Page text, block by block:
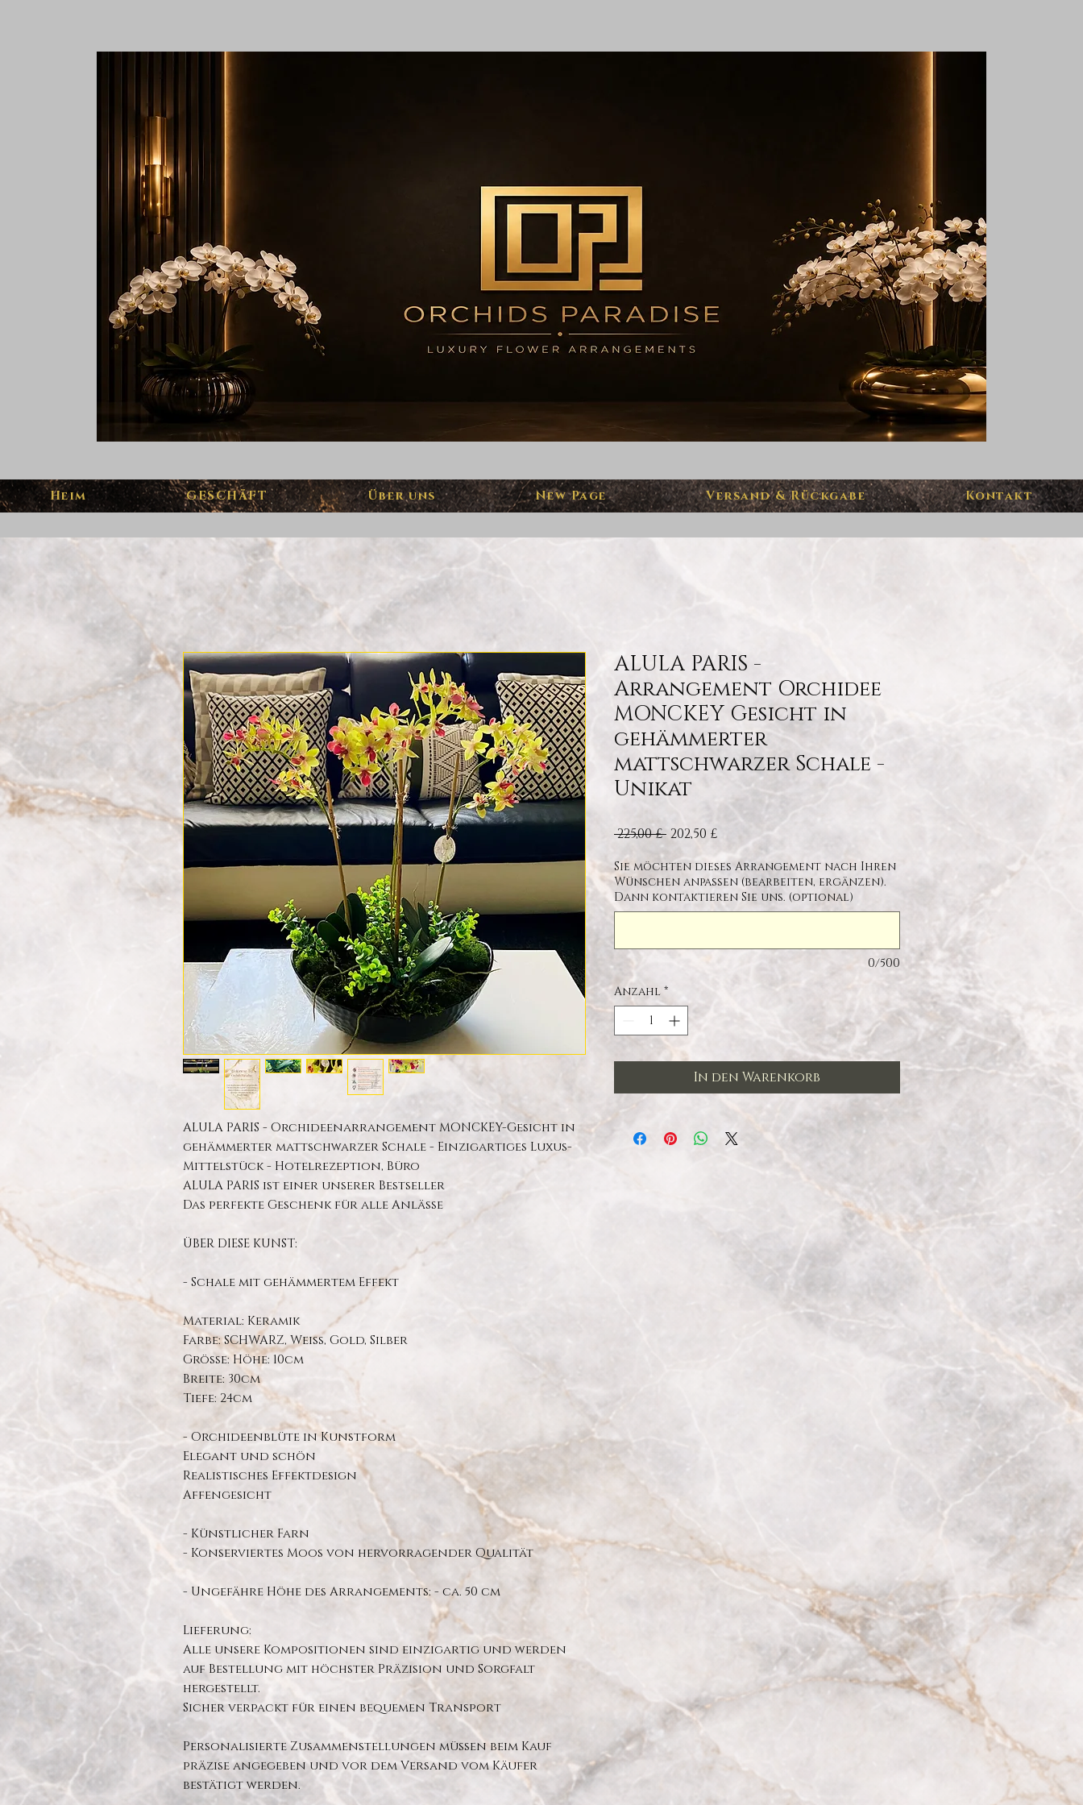
Heim GESCHÄFT Über uns New Page Versand & Rückgabe Kontakt
ALULA PARIS - Orchideenarrangement MONCKEY-Gesicht in
gehämmerter mattschwarzer Schale - Einzigartiges Luxus-
Mittelstück - Hotelrezeption, Büro
ALULA PARIS ist einer unserer Bestseller
Das perfekte Geschenk für alle Anlässe
ÜBER DIESE KUNST:
- Schale mit gehämmertem Effekt
Material: Keramik
Farbe: SCHWARZ, Weiß, Gold, Silber
Größe: Höhe: 10cm
Breite: 30cm
Tiefe: 24cm
- Orchideenblüte in Kunstform
Elegant und schön
Realistisches Effektdesign
Affengesicht
- Künstlicher Farn
- Konserviertes Moos von hervorragender Qualität
- Ungefähre Höhe des Arrangements: - ca. 50 cm
Lieferung:
Alle unsere Kompositionen sind einzigartig und werden
auf Bestellung mit höchster Präzision und Sorgfalt
hergestellt.
Sicher verpackt für einen bequemen Transport
Personalisierte Zusammenstellungen müssen beim Kauf
präzise angegeben und vor dem Versand vom Käufer
bestätigt werden.
ALULA PARIS -
Arrangement Orchidee
MONCKEY Gesicht in
gehämmerter
mattschwarzer Schale -
Unikat
225,00 £ Standardpreis
202,50 £ Sale-Preis
Sie möchten dieses Arrangement nach Ihren
Wünschen anpassen (bearbeiten, ergänzen).
Dann kontaktieren Sie uns. (optional)
0/500
Anzahl *
In den Warenkorb